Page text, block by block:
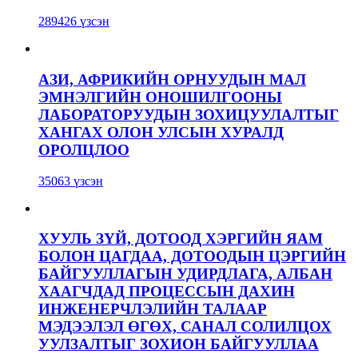
289426 үзсэн
АЗИ, АФРИКИЙН ОРНУУДЫН МАЛ
ЭМНЭЛГИЙН ОНОШИЛГООНЫ
ЛАБОРАТОРУУДЫН ЗОХИЦУУЛАЛТЫГ
ХАНГАХ ОЛОН УЛСЫН ХУРАЛД
ОРОЛЦЛОО
35063 үзсэн
ХУУЛЬ ЗҮЙ, ДОТООД ХЭРГИЙН ЯАМ
БОЛОН ЦАГДАА, ДОТООДЫН ЦЭРГИЙН
БАЙГУУЛЛАГЫН УДИРДЛАГА, АЛБАН
ХААГЧДАД ПРОЦЕССЫН ДАХИН
ИНЖЕНЕРЧЛЭЛИЙН ТАЛААР
МЭДЭЭЛЭЛ ӨГӨХ, САНАЛ СОЛИЛЦОХ
УУЛЗАЛТЫГ ЗОХИОН БАЙГУУЛЛАА